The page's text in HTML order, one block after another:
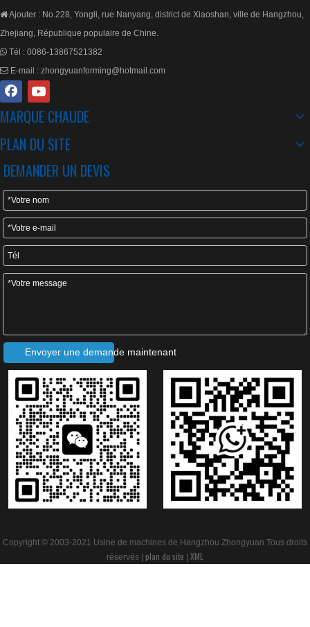
Ajouter : No.228, Yongli, rue Nanyang, district de Xiaoshan, ville de Hangzhou,
Zhejiang, République populaire de Chine.
 Tél : 0086-13867521382
 E-mail : zhongyuanforming@hotmail.com
MARQUE CHAUDE
PLAN DU SITE
DEMANDER UN DEVIS
Envoyer une demande maintenant
Copyright © 2003-2021 Usine de machines de Hangzhou Zhongyuan Tous droits
réservés | plan du site | XML